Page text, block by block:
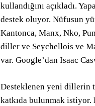
kullandığını açıkladı.
destek oluyor. Nüfusun
Kantonca, Manx, Nko,
diller ve Seychellois ve
var. Google’dan Isaac
Desteklenen yeni dillerin
katkıda bulunmak istiyor.